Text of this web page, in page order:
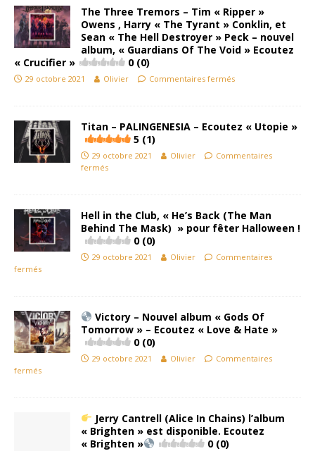
The Three Tremors – Tim « Ripper »
Owens , Harry « The Tyrant » Conklin, et
Sean « The Hell Destroyer » Peck – nouvel
album, « Guardians Of The Void » Ecoutez
« Crucifier »
0 (0)
29 octobre 2021 Olivier Commentaires fermés
Titan – PALINGENESIA – Ecoutez « Utopie »
5 (1)
29 octobre 2021 Olivier
Commentaires
fermés
Hell in the Club, « He’s Back (The Man
Behind The Mask) » pour fêter Halloween !
0 (0)
29 octobre 2021 Olivier
Commentaires
fermés
Victory – Nouvel album « Gods Of
Tomorrow » – Ecoutez « Love & Hate »
0 (0)
29 octobre 2021 Olivier
Commentaires
fermés
Jerry Cantrell (Alice In Chains) l’album
« Brighten » est disponible. Ecoutez
« Brighten »
0 (0)